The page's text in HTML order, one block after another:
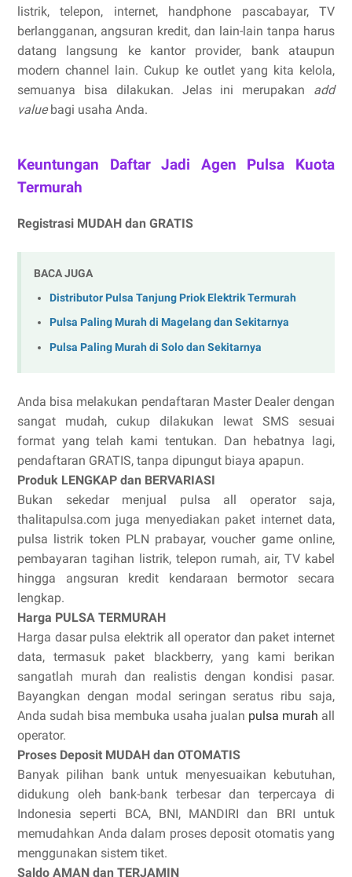
listrik, telepon, internet, handphone pascabayar, TV
berlangganan, angsuran kredit, dan lain-lain tanpa harus
datang langsung ke kantor provider, bank ataupun
modern channel lain. Cukup ke outlet yang kita kelola,
semuanya bisa dilakukan. Jelas ini merupakan add
valuebagi usaha Anda.
Keuntungan Daftar Jadi Agen Pulsa Kuota
Termurah
Registrasi MUDAH dan GRATIS
BACA JUGA
Distributor Pulsa Tanjung Priok Elektrik Termurah
Pulsa Paling Murah di Magelang dan Sekitarnya
Pulsa Paling Murah di Solo dan Sekitarnya
Anda bisa melakukan pendaftaran Master Dealer dengan
sangat mudah, cukup dilakukan lewat SMS sesuai
format yang telah kami tentukan. Dan hebatnya lagi,
pendaftaran GRATIS, tanpa dipungut biaya apapun.
Produk LENGKAP dan BERVARIASI
Bukan sekedar menjual pulsa all operator saja,
thalitapulsa.com juga menyediakan paket internet data,
pulsa listrik token PLN prabayar, voucher game online,
pembayaran tagihan listrik, telepon rumah, air, TV kabel
hingga angsuran kredit kendaraan bermotor secara
lengkap.
Harga PULSA TERMURAH
Harga dasar pulsa elektrik all operator dan paket internet
data, termasuk paket blackberry, yang kami berikan
sangatlah murah dan realistis dengan kondisi pasar.
Bayangkan dengan modal seringan seratus ribu saja,
Anda sudah bisa membuka usaha jualan pulsa murah all
operator.
Proses Deposit MUDAH dan OTOMATIS
Banyak pilihan bank untuk menyesuaikan kebutuhan,
didukung oleh bank-bank terbesar dan terpercaya di
Indonesia seperti BCA, BNI, MANDIRI dan BRI untuk
memudahkan Anda dalam proses deposit otomatis yang
menggunakan sistem tiket.
Saldo AMAN dan TERJAMIN